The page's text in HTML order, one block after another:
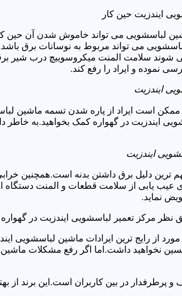
ایندزیت حین کار
لباسشویی می تواند خاموش شدن آن حین
می تواند مربوط به نوسانات برق
شوند سلامت المنت میکروسوییچ درب شیر
نموده و ایراد را رفع کند.
ایندزیت
است ایراد از پاره شدن تسمه ماشین
ایندزیت در گهواره کمک بخواهید.به
ایندزیت
دلیل برق داشتن بدنه است.همچنین
عیب یابی از سلامت قطعات و المنت
نماید.
مرکز تعمیر لباسشویی ایندزیت در گهواره
از رایج ترین ایرادات ماشین لباسشویی
نخواهید داشت.اما اگر رفع مشکلات
پرطرفدار در بین کاربران است.این برند از